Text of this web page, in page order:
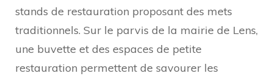
stands de restauration proposant des mets
traditionnels. Sur le parvis de la mairie de Lens,
une buvette et des espaces de petite
restauration permettent de savourer les